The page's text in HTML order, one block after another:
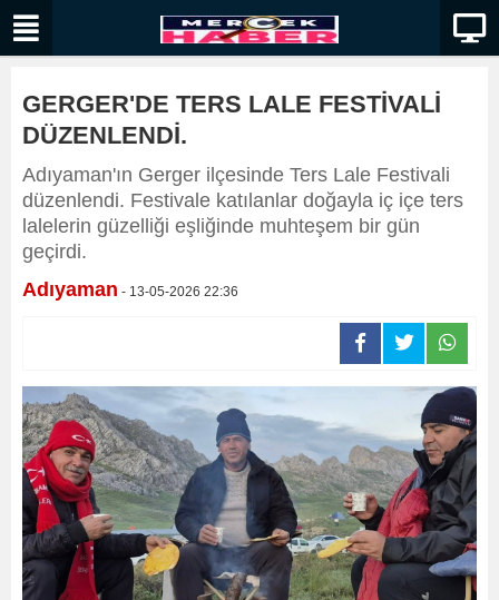
GERGER'DE TERS LALE FESTİVALİ
DÜZENLENDİ.
Adıyaman'ın Gerger ilçesinde Ters Lale Festivali
düzenlendi. Festivale katılanlar doğayla iç içe ters
lalelerin güzelliği eşliğinde muhteşem bir gün
geçirdi.
Adıyaman - 13-05-2026 22:36